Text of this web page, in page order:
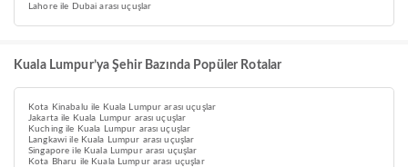
Lahore ile Dubai arası uçuşlar
Kuala Lumpur’ya Şehir Bazında Popüler Rotalar
Kota Kinabalu ile Kuala Lumpur arası uçuşlar
Jakarta ile Kuala Lumpur arası uçuşlar
Kuching ile Kuala Lumpur arası uçuşlar
Langkawi ile Kuala Lumpur arası uçuşlar
Singapore ile Kuala Lumpur arası uçuşlar
Kota Bharu ile Kuala Lumpur arası uçuşlar